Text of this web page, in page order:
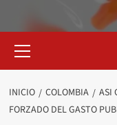
primario
INICIO COLOMBIA
ASI
FORZADO DEL GASTO